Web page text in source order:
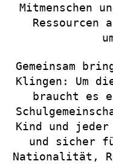
Mitmenschen
Ressourcen
Gemeinsam
Klingen: Um
braucht es
Kind und jeder
und sicher
Nationalität,